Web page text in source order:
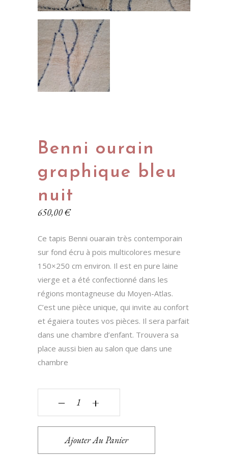
Benni ourain
graphique bleu
nuit
650,00€
Ce tapis Benni ouarain très contemporain
sur fond écru à pois multicolores mesure
150×250 cm environ. Il est en pure laine
vierge et a été confectionné dans les
régions montagneuse du Moyen-Atlas.
C’est une pièce unique, qui invite au confort
et égaiera toutes vos pièces. Il sera parfait
dans une chambre d’enfant. Trouvera sa
place aussi bien au salon que dans une
chambre
‒ +
Ajouter Au Panier